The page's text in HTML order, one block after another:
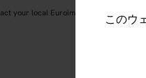
このウ
your local Euroimmun representative